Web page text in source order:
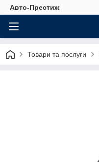
Авто-Престиж
Товари та послуги